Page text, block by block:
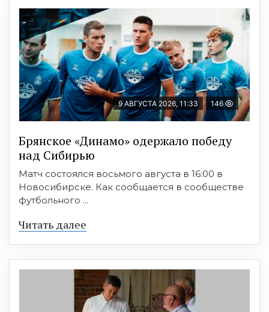
9 АВГУСТА 2026, 11:33 146
Брянское «Динамо» одержало победу
над Сибирью
Матч состоялся восьмого августа в 16:00 в
Новосибирске. Как сообщается в сообществе
футбольного ...
Читать далее